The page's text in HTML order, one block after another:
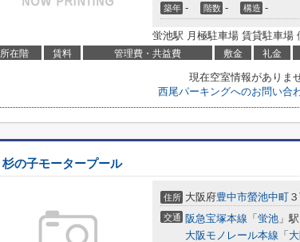
築年 - 階数 - 構造 -
蛍池駅 月極駐車場 賃貸駐車場
所在階 賃料 管理費・共益費 敷金 礼金
現在空室情報がありませ
西尾パーキングへのお問い合
杉の子モータープール
住所 大阪府豊中市螢池中町
交通 阪急宝塚本線 「 蛍池 」
大阪モノレール本線 「